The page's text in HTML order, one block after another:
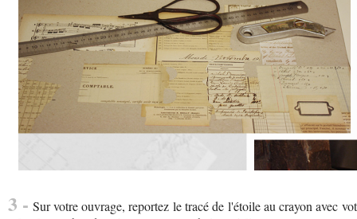
3 - Sur votre ouvrage, reportez le tracé de l'étoile au crayon avec